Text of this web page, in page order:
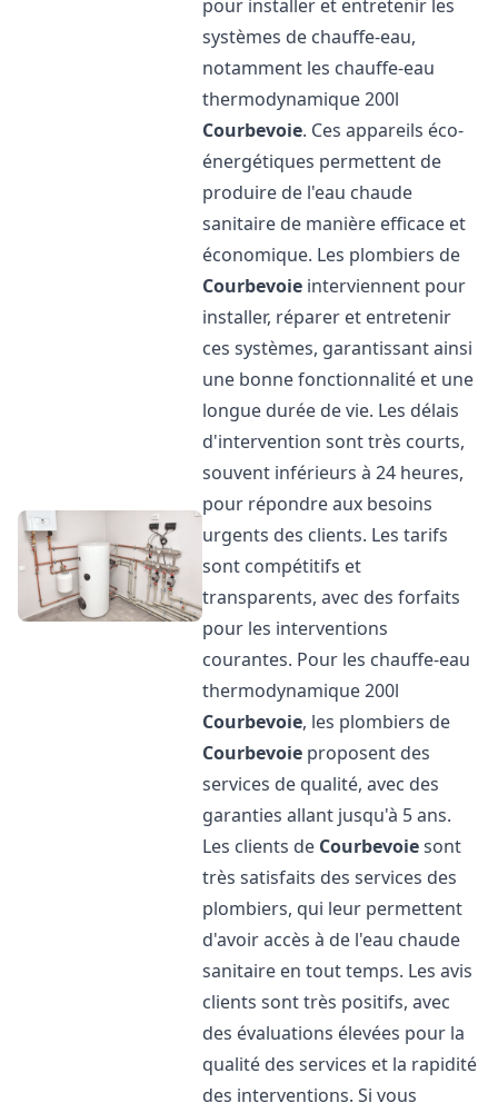
pour installer et entretenir les
systèmes de chauffe-eau,
notamment les chauffe-eau
thermodynamique 200l
Courbevoie. Ces appareils éco-
énergétiques permettent de
produire de l'eau chaude
sanitaire de manière efficace et
économique. Les plombiers de
Courbevoie interviennent pour
installer, réparer et entretenir
ces systèmes, garantissant ainsi
une bonne fonctionnalité et une
longue durée de vie. Les délais
d'intervention sont très courts,
souvent inférieurs à 24 heures,
pour répondre aux besoins
urgents des clients. Les tarifs
sont compétitifs et
transparents, avec des forfaits
pour les interventions
courantes. Pour les chauffe-eau
thermodynamique 200l
Courbevoie, les plombiers de
Courbevoie proposent des
services de qualité, avec des
garanties allant jusqu'à 5 ans.
Les clients de Courbevoiesont
très satisfaits des services des
plombiers, qui leur permettent
d'avoir accès à de l'eau chaude
sanitaire en tout temps. Les avis
clients sont très positifs, avec
des évaluations élevées pour la
qualité des services et la rapidité
des interventions. Si vous